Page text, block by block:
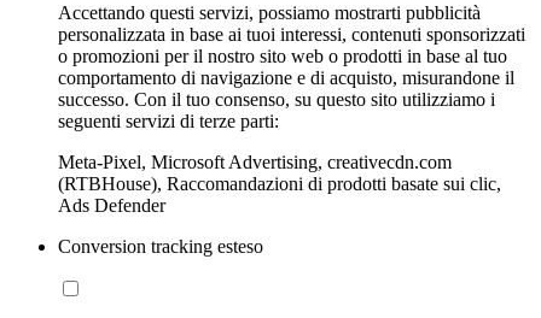
Accettando questi servizi, possiamo mostrarti pubblicità
personalizzata in base ai tuoi interessi, contenuti sponsorizzati
o promozioni per il nostro sito web o prodotti in base al tuo
comportamento di navigazione e di acquisto, misurandone il
successo. Con il tuo consenso, su questo sito utilizziamo i
seguenti servizi di terze parti:
Meta-Pixel, Microsoft Advertising, creativecdn.com
(RTBHouse), Raccomandazioni di prodotti basate sui clic,
Ads Defender
Conversion tracking esteso